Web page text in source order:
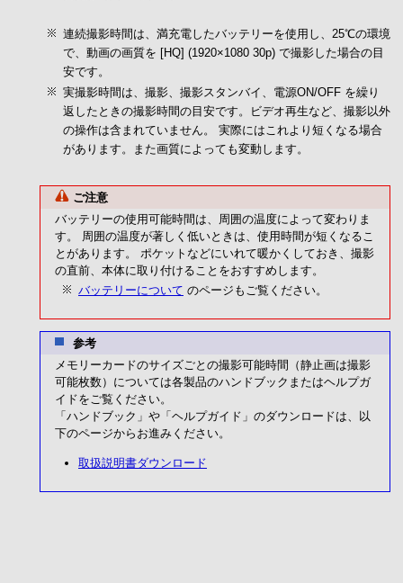
連続撮影時間は、満充電したバッテリーを使用し、25℃の環境
で、動画の画質を [HQ] (1920×1080 30p) で撮影した場合の目
安です。
実撮影時間は、撮影、撮影スタンバイ、電源ON/OFF を繰り
返したときの撮影時間の目安です。ビデオ再生など、撮影以外
の操作は含まれていません。 実際にはこれより短くなる場合
があります。また画質によっても変動します。
ご注意
バッテリーの使用可能時間は、周囲の温度によって変わりま
す。 周囲の温度が著しく低いときは、使用時間が短くなるこ
とがあります。 ポケットなどにいれて暖かくしておき、撮影
の直前、本体に取り付けることをおすすめします。
バッテリーについて のページもご覧ください。
参考
メモリーカードのサイズごとの撮影可能時間（静止画は撮影
可能枚数）については各製品のハンドブックまたはヘルプガ
イドをご覧ください。
「ハンドブック」や「ヘルプガイド」のダウンロードは、以
下のページからお進みください。
取扱説明書ダウンロード